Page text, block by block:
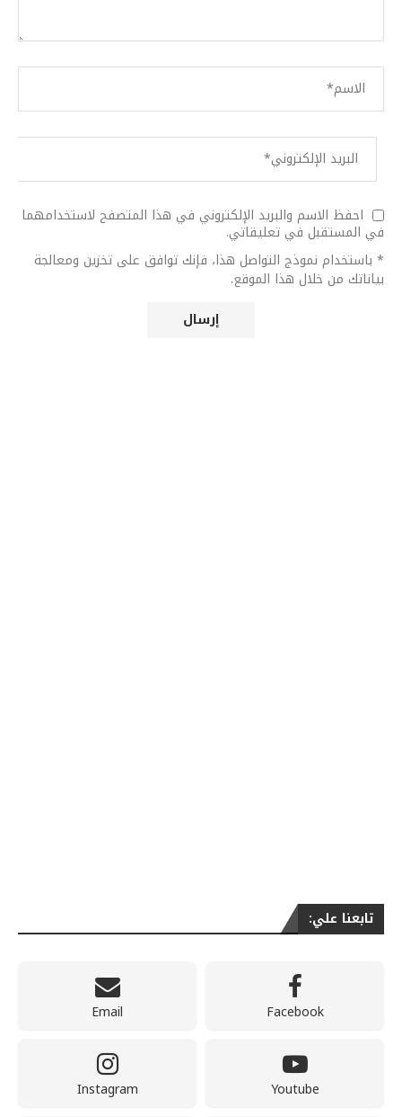
احفظ الاسم والبريد الإلكتروني في هذا المتصفح لاستخدامهما
في المستقبل في تعليقاتي.
* باستخدام نموذج التواصل هذا، فإنك توافق على تخزين ومعالجة
بياناتك من خلال هذا الموقع.
تابعنا علي:
Facebook
Email
Youtube
Instagram